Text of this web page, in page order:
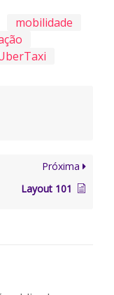
mobilidade
Próxima
Layout 101